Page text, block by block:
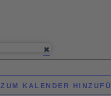
ZUM KALENDER